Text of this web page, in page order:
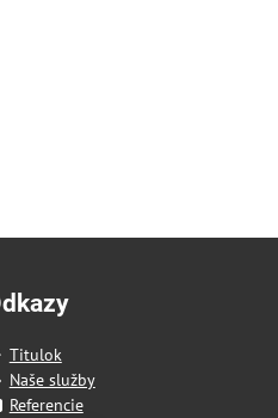
Titulok
Naše služby
Referencie